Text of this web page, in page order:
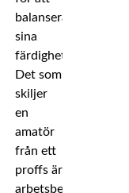
balansera
sina
färdigheter.
Det som
skiljer
en
amatör
från ett
proffs är
arbetsbelastningen.